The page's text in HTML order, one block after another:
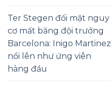
Ter Stegen đối mặt nguy
cơ mất băng đội trưởng
Barcelona: Inigo Martinez
nổi lên như ứng viên
hàng đầu